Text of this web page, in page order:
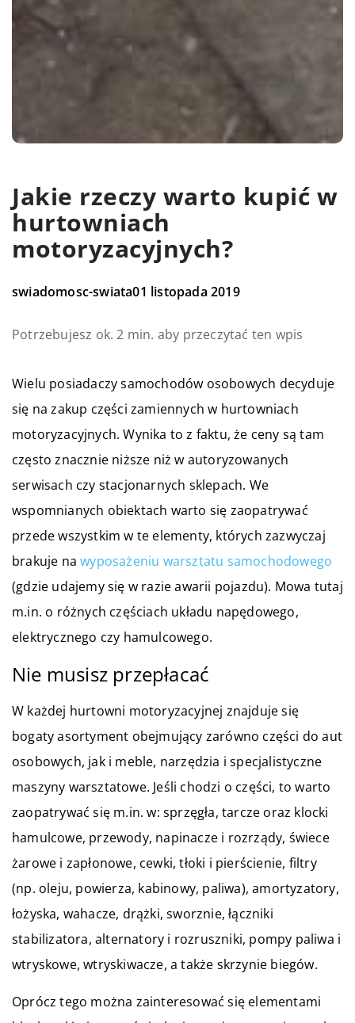
Jakie rzeczy warto kupić w
hurtowniach
motoryzacyjnych?
swiadomosc-swiata01 listopada 2019
Potrzebujesz ok. 2 min. aby przeczytać ten wpis
Wielu posiadaczy samochodów osobowych decyduje
się na zakup części zamiennych w hurtowniach
motoryzacyjnych. Wynika to z faktu, że ceny są tam
często znacznie niższe niż w autoryzowanych
serwisach czy stacjonarnych sklepach. We
wspomnianych obiektach warto się zaopatrywać
przede wszystkim w te elementy, których zazwyczaj
brakuje nawyposażeniu warsztatu samochodowego
(gdzie udajemy się w razie awarii pojazdu). Mowa tutaj
m.in. o różnych częściach układu napędowego,
elektrycznego czy hamulcowego.
Nie musisz przepłacać
W każdej hurtowni motoryzacyjnej znajduje się
bogaty asortyment obejmujący zarówno części do aut
osobowych, jak i meble, narzędzia i specjalistyczne
maszyny warsztatowe. Jeśli chodzi o części, to warto
zaopatrywać się m.in. w: sprzęgła, tarcze oraz klocki
hamulcowe, przewody, napinacze i rozrządy, świece
żarowe i zapłonowe, cewki, tłoki i pierścienie, filtry
(np. oleju, powierza, kabinowy, paliwa), amortyzatory,
łożyska, wahacze, drążki, sworznie, łączniki
stabilizatora, alternatory i rozruszniki, pompy paliwa i
wtryskowe, wtryskiwacze, a także skrzynie biegów.
Oprócz tego można zainteresować się elementami